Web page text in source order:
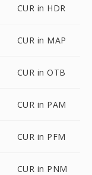
CUR in HDR
CUR in MAP
CUR in OTB
CUR in PAM
CUR in PFM
CUR in PNM